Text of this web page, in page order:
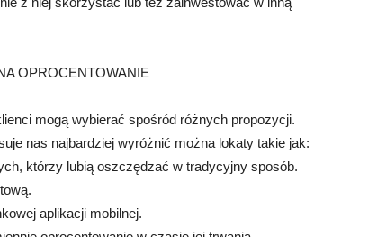
OPROCENTOWANIE
mogą wybierać spośród różnych propozycji.
nas najbardziej wyróżnić można lokaty takie jak:
którzy lubią oszczędzać w tradycyjny sposób.
aplikacji mobilnej.